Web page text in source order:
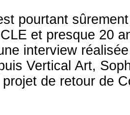
pourtant
et presque 20
interview
Vertical Art,
de retour de